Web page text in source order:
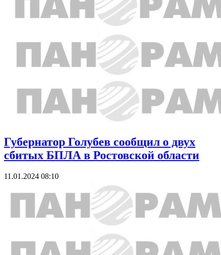
Губернатор Голубев сообщил о двух
сбитых БПЛА в Ростовской области
11.01.2024 08:10